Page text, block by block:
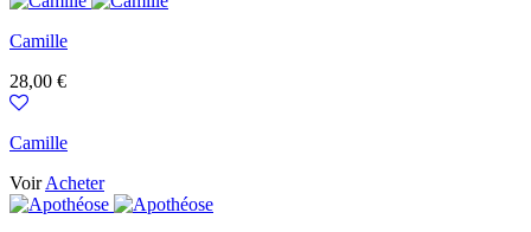
Camille
Prix
28,00 €
Camille
VoirAcheter